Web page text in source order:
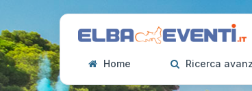
Home Ricerca